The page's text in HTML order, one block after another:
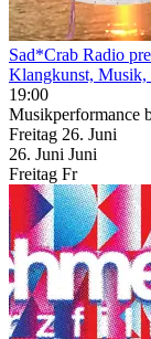
Sad*Crab Radio
Klangkunst, Musik,
19:00
Musikperformance
Freitag 26. Juni
26. Juni Juni
Freitag Fr